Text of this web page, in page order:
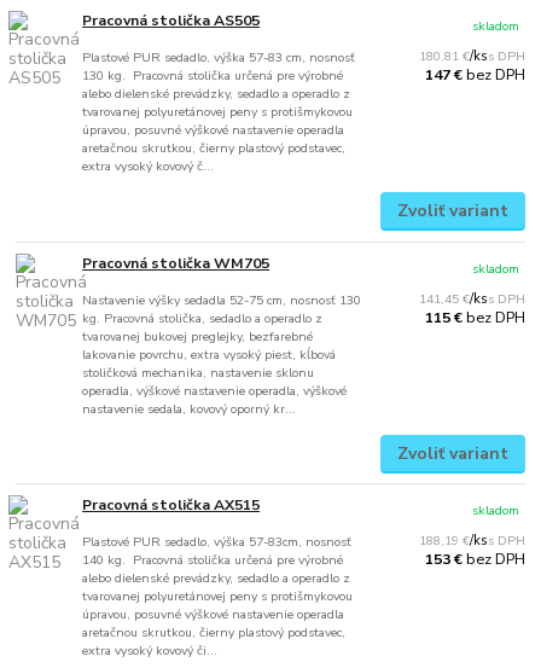
Pracovná stolička AS505
Plastové PUR sedadlo, výška 57-83 cm, nosnosť
130 kg. Pracovná stolička určená pre výrobné
alebo dielenské prevádzky, sedadlo a operadlo z
tvarovanej polyuretánovej peny s protišmykovou
úpravou, posuvné výškové nastavenie operadla
aretačnou skrutkou, čierny plastový podstavec,
extra vysoký kovový č...
180,81 €/ks
147 €bez DPH
skladom
Zvoliť variant
Pracovná stolička WM705
Nastavenie výšky sedadla 52-75 cm, nosnosť 130
kg. Pracovná stolička, sedadlo a operadlo z
tvarovanej bukovej preglejky, bezfarebné
lakovanie povrchu, extra vysoký piest, kĺbová
stoličková mechanika, nastavenie sklonu
operadla, výškové nastavenie operadla, výškové
nastavenie sedala, kovový oporný kr...
141,45 €/ks
115 €bez DPH
skladom
Zvoliť variant
Pracovná stolička AX515
Plastové PUR sedadlo, výška 57-83cm, nosnosť
140 kg. Pracovná stolička určená pre výrobné
alebo dielenské prevádzky, sedadlo a operadlo z
tvarovanej polyuretánovej peny s protišmykovou
úpravou, posuvné výškové nastavenie operadla
aretačnou skrutkou, čierny plastový podstavec,
extra vysoký kovový či...
188,19 €/ks
153 €bez DPH
skladom